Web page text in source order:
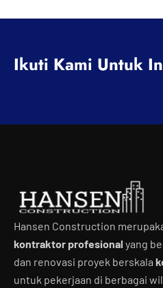
Ikuti Kami Untuk
Hansen Construction
kontraktor profesional yang
dan renovasi proyek berskala
untuk pekerjaan di berbagai